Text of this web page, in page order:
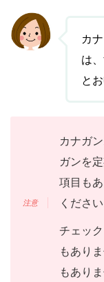
カ
は
と
カナガ
ガンを
項目も
ください
チェッ
もあり
もありま